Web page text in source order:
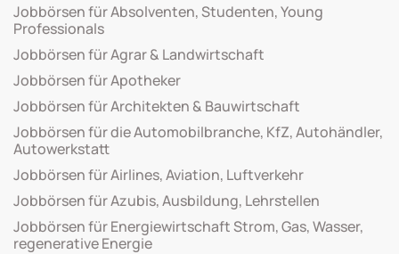
Jobbörsen für Absolventen, Studenten, Young
Professionals
Jobbörsen für Agrar & Landwirtschaft
Jobbörsen für Apotheker
Jobbörsen für Architekten & Bauwirtschaft
Jobbörsen für die Automobilbranche, KfZ, Autohändler,
Autowerkstatt
Jobbörsen für Airlines, Aviation, Luftverkehr
Jobbörsen für Azubis, Ausbildung, Lehrstellen
Jobbörsen für Energiewirtschaft Strom, Gas, Wasser,
regenerative Energie